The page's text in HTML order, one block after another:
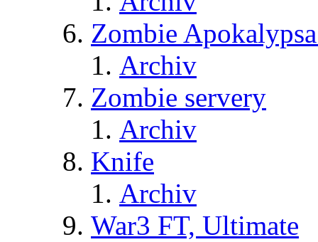
Zombie
Archiv
Zombie servery
Archiv
Knife
Archiv
War3 FT, Ultimate